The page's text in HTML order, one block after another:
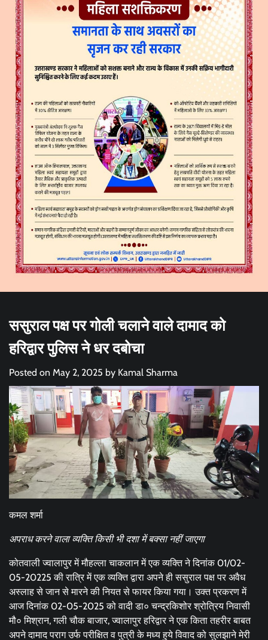
ससुराल पक्ष पर गोली चलाने वाले दामाद को
हरिद्वार पुलिस ने धर दबोचा
Posted on May 2, 2025 by Kamal Sharma
कमल शर्मा
अपराध करने वाला व्यक्ति किसी भी दशा में बक्सा नहीं जाएगा
कोतवाली ज्वालापुर में मौहल्ला चाकलान में एक व्यक्ति ने दिनांक 01/02-
05-20225 की रात्रि में एक व्यक्ति द्वारा अपने ही ससुराल पक्ष पर अवैध
अस्लाह से जान से मारने की नियत से फायर किया गया। उक्त प्रकरण में
आज दिनांक 02-05-2025 को वादी डा० चन्द्रकिशोर श्रोत्रिय निवासी
मौ० मिश्रान, गली चौक बाजार, ज्वालापुर हरिद्वार ने एक किता तहरीर बाबत
अपने दामाद पराग उर्फ परीक्षित व पुत्री के मध्य हुये विवाद को सुलझाने मेरी